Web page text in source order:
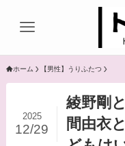
ホーム 【男性】うりふたつ
綾野剛
間由衣
2025
12/29